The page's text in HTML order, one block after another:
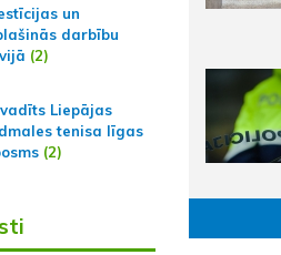
un
darbību
(2)
Liepājas
tenisa līgas
(2)